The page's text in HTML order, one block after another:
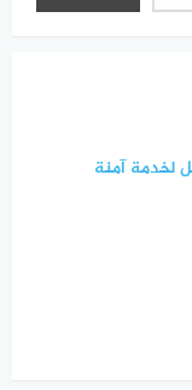
لخدمة آمنة